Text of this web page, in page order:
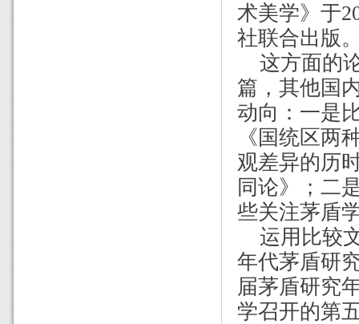
术美学》于
社联合出版
这方面的
篇，其他国
动向：一是
《国统区
观差异的历
同论》；二
些关注茅盾
运用比较
年代茅盾研
届茅盾研究
学召开的第